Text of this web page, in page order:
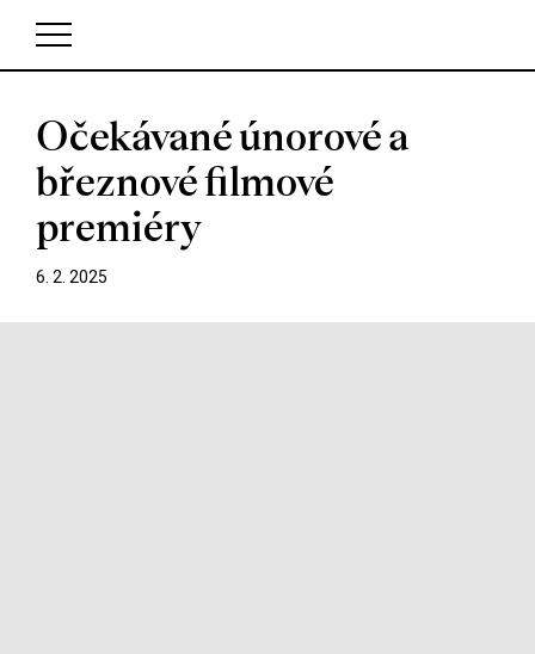
V košíku zatím nemáte žádné položky.
Očekávané únorové a
březnové filmové
premiéry
6. 2. 2025